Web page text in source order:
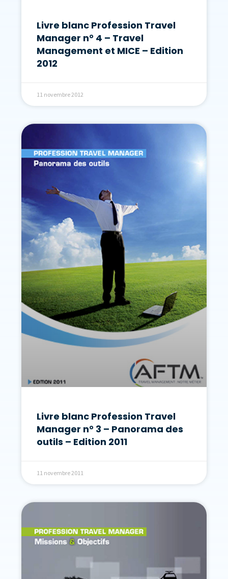
Livre blanc Profession Travel
Manager n° 4 – Travel
Management et MICE – Edition
2012
11 novembre 2012
Livre blanc Profession Travel
Manager n° 3 – Panorama des
outils – Edition 2011
11 novembre 2011